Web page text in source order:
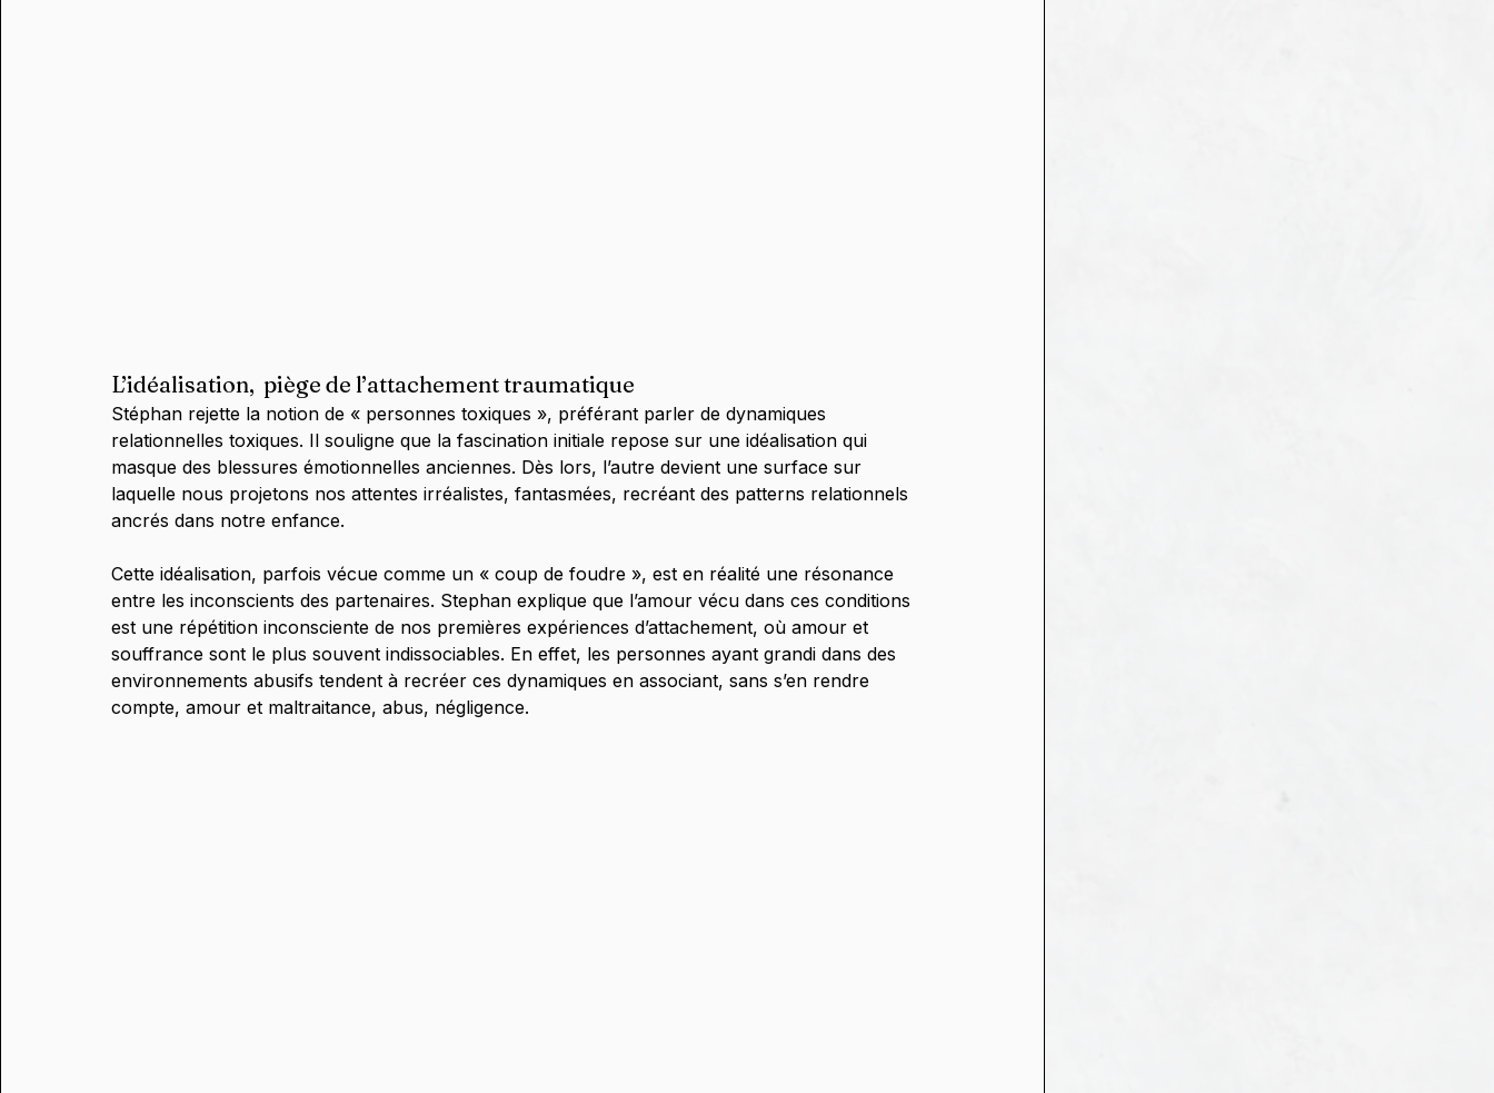
L’idéalisation,  piège de l’attachement traumatique
Stéphan rejette la notion de « personnes toxiques », préférant parler de dynamiques
relationnelles toxiques. Il souligne que la fascination initiale repose sur une idéalisation qui
masque des blessures émotionnelles anciennes. Dès lors, l’autre devient une surface sur
laquelle nous projetons nos attentes irréalistes, fantasmées, recréant des patterns relationnels
ancrés dans notre enfance.
Cette idéalisation, parfois vécue comme un « coup de foudre », est en réalité une résonance
entre les inconscients des partenaires. Stephan explique que l’amour vécu dans ces conditions
est une répétition inconsciente de nos premières expériences d’attachement, où amour et
souffrance sont le plus souvent indissociables. En effet, les personnes ayant grandi dans des
environnements abusifs tendent à recréer ces dynamiques en associant, sans s’en rendre
compte, amour et maltraitance, abus, négligence.